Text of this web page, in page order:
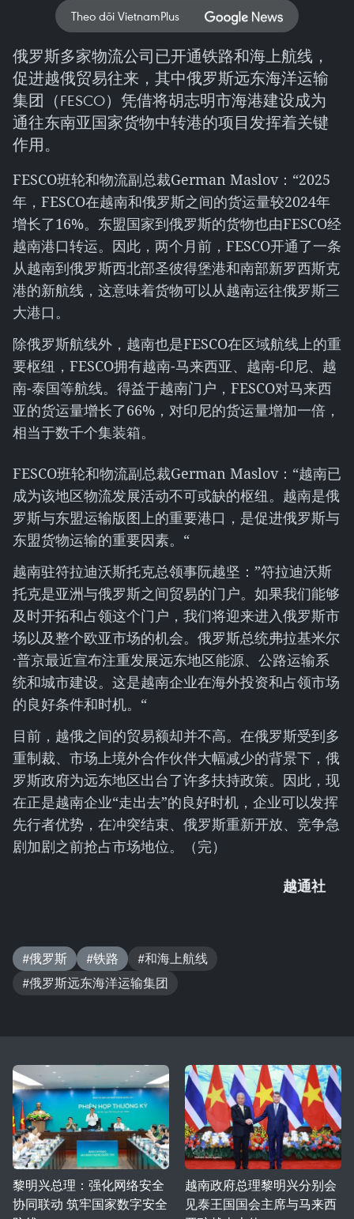
Theo dõi VietnamPlus
俄罗斯多家物流公司已开通铁路和海上航线，
促进越俄贸易往来，其中俄罗斯远东海洋运输
集团（FESCO）凭借将胡志明市海港建设成为
通往东南亚国家货物中转港的项目发挥着关键
作用。
FESCO班轮和物流副总裁German Maslov：“2025
年，FESCO在越南和俄罗斯之间的货运量较2024年
增长了16%。东盟国家到俄罗斯的货物也由FESCO经
越南港口转运。因此，两个月前，FESCO开通了一条
从越南到俄罗斯西北部圣彼得堡港和南部新罗西斯克
港的新航线，这意味着货物可以从越南运往俄罗斯三
大港口。
除俄罗斯航线外，越南也是FESCO在区域航线上的重
要枢纽，FESCO拥有越南-马来西亚、越南-印尼、越
南-泰国等航线。得益于越南门户，FESCO对马来西
亚的货运量增长了66%，对印尼的货运量增加一倍，
相当于数千个集装箱。
FESCO班轮和物流副总裁German Maslov：“越南已
成为该地区物流发展活动不可或缺的枢纽。越南是俄
罗斯与东盟运输版图上的重要港口，是促进俄罗斯与
东盟货物运输的重要因素。“
越南驻符拉迪沃斯托克总领事阮越坚：”符拉迪沃斯
托克是亚洲与俄罗斯之间贸易的门户。如果我们能够
及时开拓和占领这个门户，我们将迎来进入俄罗斯市
场以及整个欧亚市场的机会。俄罗斯总统弗拉基米尔
·普京最近宣布注重发展远东地区能源、公路运输系
统和城市建设。这是越南企业在海外投资和占领市场
的良好条件和时机。“
目前，越俄之间的贸易额却并不高。在俄罗斯受到多
重制裁、市场上境外合作伙伴大幅减少的背景下，俄
罗斯政府为远东地区出台了许多扶持政策。因此，现
在正是越南企业“走出去”的良好时机，企业可以发挥
先行者优势，在冲突结束、俄罗斯重新开放、竞争急
剧加剧之前抢占市场地位。（完）
越通社
#俄罗斯 #铁路
#和海上航线
#俄罗斯远东海洋运输集团
黎明兴总理：强化网络安全
协同联动 筑牢国家数字安全
越南政府总理黎明兴分别会
见泰王国国会主席与马来西